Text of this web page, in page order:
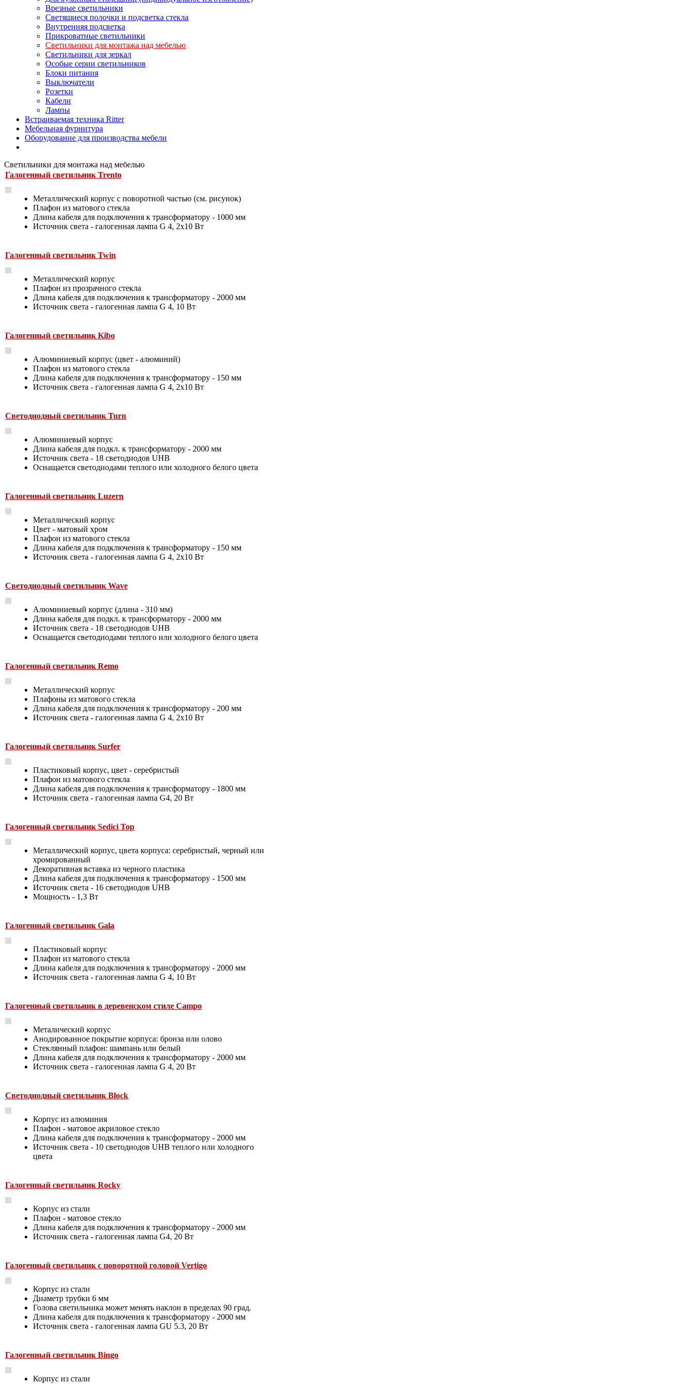
Врезные светильники
Светящиеся полочки и подсветка стекла
Внутренняя подсветка
Прикроватные светильники
Светильники для монтажа над мебелью
Светильники для зеркал
Особые серии светильников
Блоки питания
Выключатели
Розетки
Кабели
Лампы
Встраиваемая техника Ritter
Мебельная фурнитура
Оборудование для производства мебели
Светильники для монтажа над мебелью
Галогенный светильник Trento
Металлический корпус с поворотной частью (см. рисунок)
Плафон из матового стекла
Длина кабеля для подключения к трансформатору - 1000 мм
Источник света - галогенная лампа G 4, 2х10 Вт
Галогенный светильник Twin
Металлический корпус
Плафон из прозрачного стекла
Длина кабеля для подключения к трансформатору - 2000 мм
Источник света - галогенная лампа G 4, 10 Вт
Галогенный светильник Kibo
Алюминиевый корпус (цвет - алюминий)
Плафон из матового стекла
Длина кабеля для подключения к трансформатору - 150 мм
Источник света - галогенная лампа G 4, 2х10 Вт
Светодиодный светильник Turn
Алюминиевый корпус
Длина кабеля для подкл. к трансформатору - 2000 мм
Источник света - 18 светодиодов UHB
Оснащается светодиодами теплого или холодного белого цвета
Галогенный светильник Luzern
Металлический корпус
Цвет - матовый хром
Плафон из матового стекла
Длина кабеля для подключения к трансформатору - 150 мм
Источник света - галогенная лампа G 4, 2х10 Вт
Светодиодный светильник Wave
Алюминиевый корпус (длина - 310 мм)
Длина кабеля для подкл. к трансформатору - 2000 мм
Источник света - 18 светодиодов UHB
Оснащается светодиодами теплого или холодного белого цвета
Галогенный светильник Remo
Металлический корпус
Плафоны из матового стекла
Длина кабеля для подключения к трансформатору - 200 мм
Источник света - галогенная лампа G 4, 2х10 Вт
Галогенный светильник Surfer
Пластиковый корпус, цвет - серебристый
Плафон из матового стекла
Длина кабеля для подключения к трансформатору - 1800 мм
Источник света - галогенная лампа G4, 20 Вт
Галогенный светильник Sedici Top
Металлический корпус, цвета корпуса: серебристый, черный или
хромированный
Декоративная вставка из черного пластика
Длина кабеля для подключения к трансформатору - 1500 мм
Источник света - 16 светодиодов UHB
Мощность - 1,3 Вт
Галогенный светильник Gala
Пластиковый корпус
Плафон из матового стекла
Длина кабеля для подключения к трансформатору - 2000 мм
Источник света - галогенная лампа G 4, 10 Вт
Галогенный светильник в деревенском стиле Campo
Металический корпус
Анодированное покрытие корпуса: бронза или олово
Стеклянный плафон: шампань или белый
Длина кабеля для подключения к трансформатору - 2000 мм
Источник света - галогенная лампа G 4, 20 Вт
Светодиодный светильник Block
Корпус из алюминия
Плафон - матовое акриловое стекло
Длина кабеля для подключения к трансформатору - 2000 мм
Источник света - 10 светодиодов UHB теплого или холодного
цвета
Галогенный светильник Rocky
Корпус из стали
Плафон - матовое стекло
Длина кабеля для подключения к трансформатору - 2000 мм
Источник света - галогенная лампа G4, 20 Вт
Галогенный светильник с поворотной головой Vertigo
Корпус из стали
Диаметр трубки 6 мм
Голова светильника может менять наклон в пределах 90 град.
Длина кабеля для подключения к трансформатору - 2000 мм
Источник света - галогенная лампа GU 5.3, 20 Вт
Галогенный светильник Bingo
Корпус из стали